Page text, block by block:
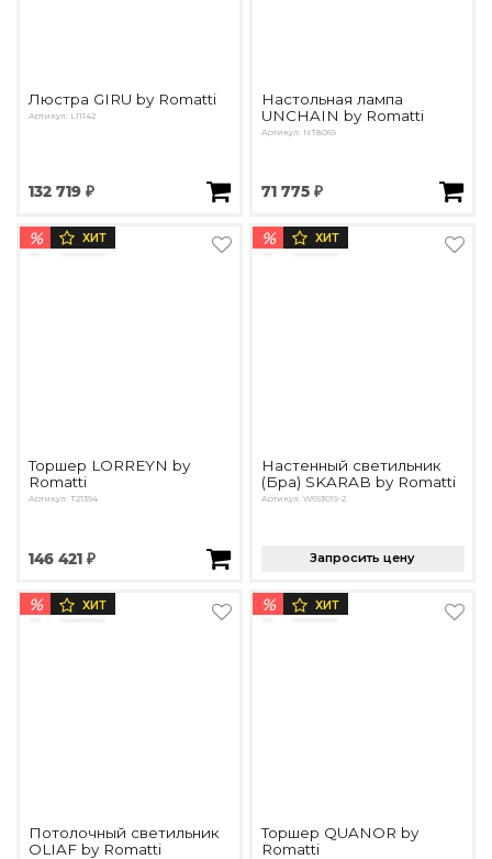
Люстра GIRU by Romatti
Артикул: L11142
132 719 ₽
Настольная лампа
UNCHAIN by Romatti
Артикул: NT8069
71 775 ₽
% ХИТ
Торшер LORREYN by
Romatti
Артикул: T21394
146 421 ₽
% ХИТ
Настенный светильник
(Бра) SKARAB by Romatti
Артикул: W693019-2
Запросить цену
% ХИТ
Потолочный светильник
OLIAF by Romatti
% ХИТ
Торшер QUANOR by
Romatti